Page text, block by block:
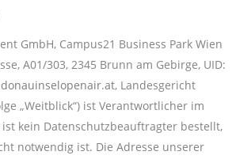
GmbH, Campus21 Business Park Wien
A01/303, 2345 Brunn am Gebirge, UID:
, Landesgericht
„Weitblick“) ist Verantwortlicher im
ist kein Datenschutzbeauftragter bestellt,
notwendig ist. Die Adresse unserer